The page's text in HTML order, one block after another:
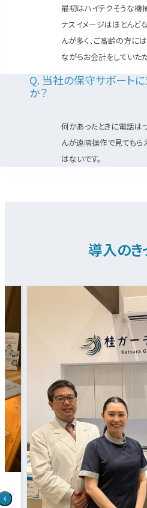
最初はハイテクそうな機
ナスイメージはほとんど
んが多く、ご高齢の方に
ながらお会計をしていた
Q. 当社の保守サポート
か？
何かあったときに電話は
んが遠隔操作で見てもら
はないです。
導入のき